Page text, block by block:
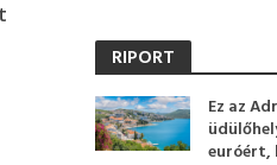
RIPORT
Ez az
euróért,